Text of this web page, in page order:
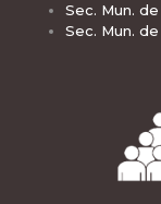
Sec. Mun.
Sec. Mun.